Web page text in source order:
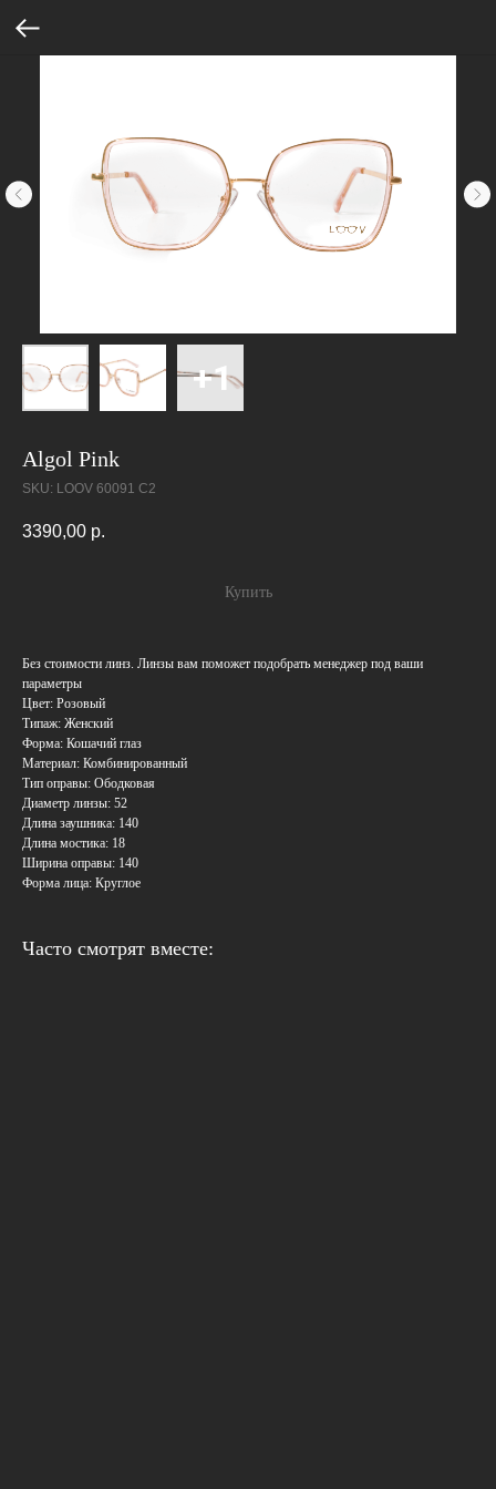
Algol Pink
SKU: LOOV 60091 C2
3390,00 р.
Купить
Без стоимости линз. Линзы вам поможет подобрать менеджер под ваши
параметры
Цвет: Розовый
Типаж: Женский
Форма: Кошачий глаз
Материал: Комбинированный
Тип оправы: Ободковая
Диаметр линзы: 52
Длина заушника: 140
Длина мостика: 18
Ширина оправы: 140
Форма лица: Круглое
Часто смотрят вместе: